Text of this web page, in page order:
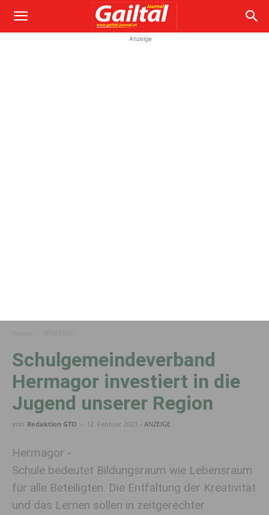
Anzeige
Schulgemeindeverband
Hermagor investiert in die
Jugend unserer Region
von Redaktion GTO - 12. Februar 2023 - ANZEIGE
Hermagor -
Schule bedeutet Bildungsraum wie Lebensraum
für alle Beteiligten. Die Entfaltung der Kreativität
und das Lernen sollen in zeitgerechter